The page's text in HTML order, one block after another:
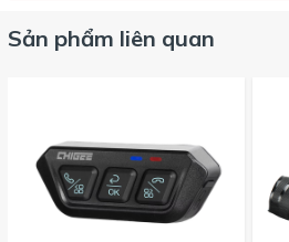
Sản phẩm liên quan